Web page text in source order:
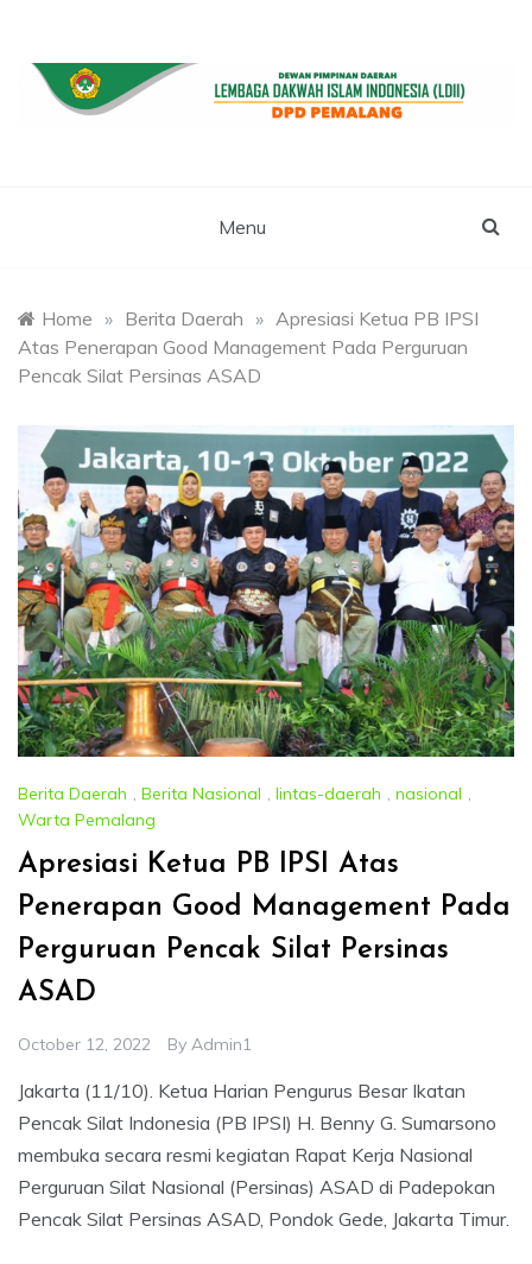
content
Menu
Home » Berita Daerah » Apresiasi Ketua PB IPSI
Atas Penerapan Good Management Pada Perguruan
Pencak Silat Persinas ASAD
Berita Daerah , Berita Nasional , lintas-daerah , nasional ,
Warta Pemalang
Apresiasi Ketua PB IPSI Atas
Penerapan Good Management Pada
Perguruan Pencak Silat Persinas
ASAD
October 12, 2022 By Admin1
Jakarta (11/10). Ketua Harian Pengurus Besar Ikatan
Pencak Silat Indonesia (PB IPSI) H. Benny G. Sumarsono
membuka secara resmi kegiatan Rapat Kerja Nasional
Perguruan Silat Nasional (Persinas) ASAD di Padepokan
Pencak Silat Persinas ASAD, Pondok Gede, Jakarta Timur.